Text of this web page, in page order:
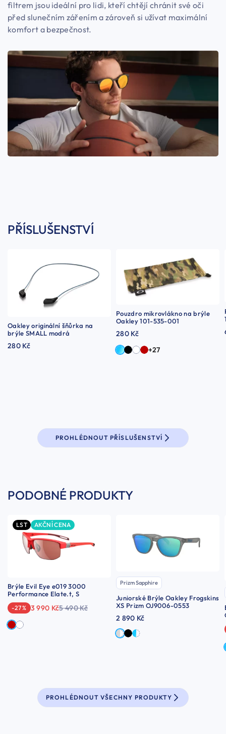
filtrem jsou ideální pro lidi, kteří chtějí chránit své oči
před slunečním zářením a zároveň si užívat maximální
komfort a bezpečnost.
PŘÍSLUŠENSTVÍ
Oakley originální šňůrka na
brýle SMALL modrá
280 Kč
Pouzdro mikrovlákno na brýle
Oakley 101-535-001
280 Kč
+27
PROHLÉDNOUT PŘÍSLUŠENSTVÍ
PODOBNÉ PRODUKTY
LST AKČNÍ CENA
Brýle Evil Eye e019 3000
Performance Elate.t, S
-27 % 3 990 Kč5 490 Kč
Prizm Sapphire
Juniorské Brýle Oakley Frogskins
XS Prizm OJ9006-0553
2 890 Kč
PROHLÉDNOUT VŠECHNY PRODUKTY